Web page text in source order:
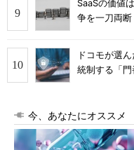
SaaSの価値
争を一刀両断
ドコモが選
統制する「門
今、あなたにオススメ